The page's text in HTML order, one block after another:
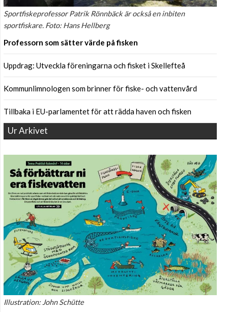
Sportfiskeprofessor Patrik Rönnbäck är också en inbiten
sportfiskare. Foto: Hans Hellberg
Professorn som sätter värde på fisken
Uppdrag: Utveckla föreningarna och fisket i Skellefteå
Kommunlimnologen som brinner för fiske- och vattenvård
Tillbaka i EU-parlamentet för att rädda haven och fisken
Ur Arkivet
Illustration: John Schütte